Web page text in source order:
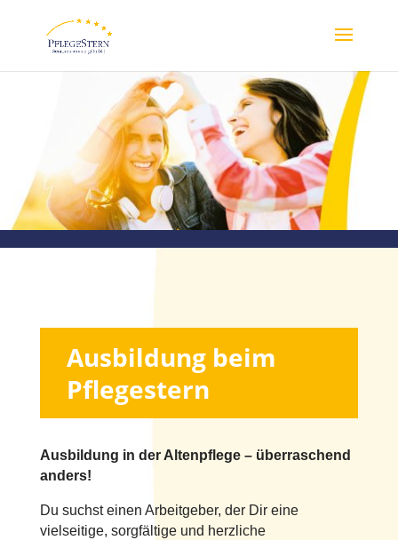
Ausbildung beim
Pflegestern
Ausbildung in der Altenpflege – überraschend
anders!
Du suchst einen Arbeitgeber, der Dir eine
vielseitige, sorgfältige und herzliche